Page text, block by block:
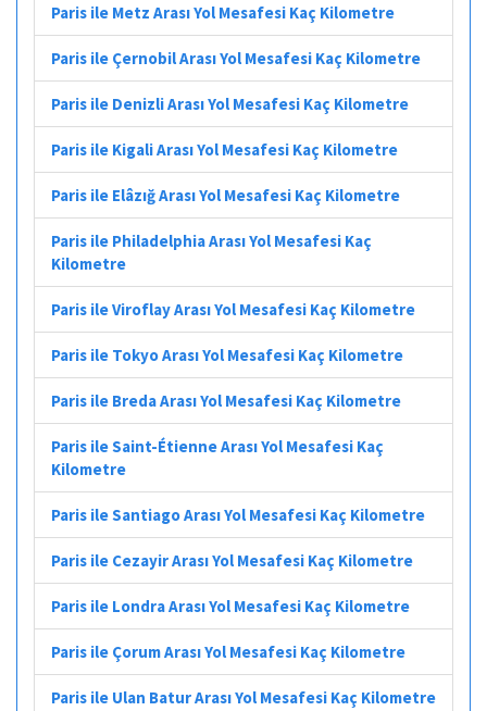
Paris ile Metz Arası Yol Mesafesi Kaç Kilometre
Paris ile Çernobil Arası Yol Mesafesi Kaç Kilometre
Paris ile Denizli Arası Yol Mesafesi Kaç Kilometre
Paris ile Kigali Arası Yol Mesafesi Kaç Kilometre
Paris ile Elâzığ Arası Yol Mesafesi Kaç Kilometre
Paris ile Philadelphia Arası Yol Mesafesi Kaç
Kilometre
Paris ile Viroflay Arası Yol Mesafesi Kaç Kilometre
Paris ile Tokyo Arası Yol Mesafesi Kaç Kilometre
Paris ile Breda Arası Yol Mesafesi Kaç Kilometre
Paris ile Saint-Étienne Arası Yol Mesafesi Kaç
Kilometre
Paris ile Santiago Arası Yol Mesafesi Kaç Kilometre
Paris ile Cezayir Arası Yol Mesafesi Kaç Kilometre
Paris ile Londra Arası Yol Mesafesi Kaç Kilometre
Paris ile Çorum Arası Yol Mesafesi Kaç Kilometre
Paris ile Ulan Batur Arası Yol Mesafesi Kaç Kilometre